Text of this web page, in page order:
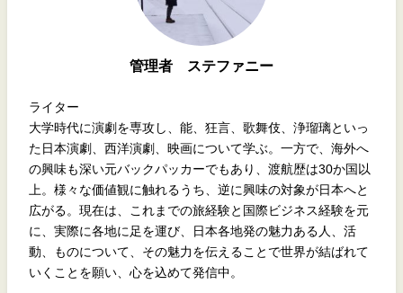
管理者 ステファニー
ライター
大学時代に演劇を専攻し、能、狂言、歌舞伎、浄瑠璃といっ
た日本演劇、西洋演劇、映画について学ぶ。一方で、海外へ
の興味も深い元バックパッカーでもあり、渡航歴は30か国以
上。様々な価値観に触れるうち、逆に興味の対象が日本へと
広がる。現在は、これまでの旅経験と国際ビジネス経験を元
に、実際に各地に足を運び、日本各地発の魅力ある人、活
動、ものについて、その魅力を伝えることで世界が結ばれて
いくことを願い、心を込めて発信中。